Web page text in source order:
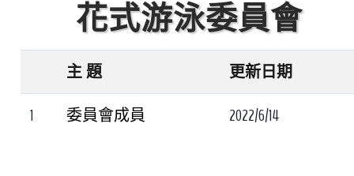
花式游泳委員會
主 題 更新日期
1 委員會成員 2022/6/14